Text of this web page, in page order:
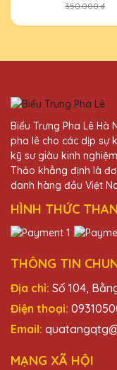
350.000 ₫
Biểu Trưng Pha Lê
pha lê cho các dịp sự
kỹ sư giàu kinh
Thảo khẳng định là
danh hàng đầu Việt
HÌNH THỨC
THÔNG TIN
Địa chỉ: Số 104,
Điện thoại:
Email:
MẠNG XÃ HỘI